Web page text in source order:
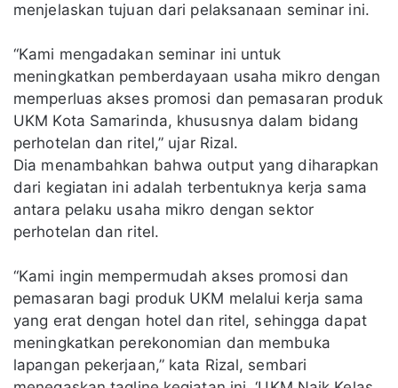
menjelaskan tujuan dari pelaksanaan seminar ini.
“Kami mengadakan seminar ini untuk
meningkatkan pemberdayaan usaha mikro dengan
memperluas akses promosi dan pemasaran produk
UKM Kota Samarinda, khususnya dalam bidang
perhotelan dan ritel,” ujar Rizal.
Dia menambahkan bahwa output yang diharapkan
dari kegiatan ini adalah terbentuknya kerja sama
antara pelaku usaha mikro dengan sektor
perhotelan dan ritel.
“Kami ingin mempermudah akses promosi dan
pemasaran bagi produk UKM melalui kerja sama
yang erat dengan hotel dan ritel, sehingga dapat
meningkatkan perekonomian dan membuka
lapangan pekerjaan,” kata Rizal, sembari